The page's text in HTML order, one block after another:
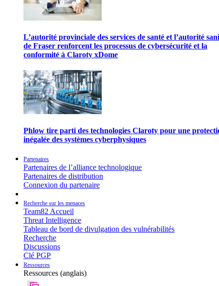
L’autorité provinciale des services de santé et l’autorité
de Fraser renforcent les processus de cybersécurité et la
conformité à Claroty xDome
Phlow tire parti des technologies Claroty pour une
inégalée des systèmes cyberphysiques
Partenaires
Partenaires de l’alliance technologique
Partenaires de distribution
Connexion du partenaire
Recherche sur les menaces
Team82 Accueil
Threat Intelligence
Tableau de bord de divulgation des vulnérabilités
Recherche
Discussions
Clé PGP
Ressources
Ressources (anglais)